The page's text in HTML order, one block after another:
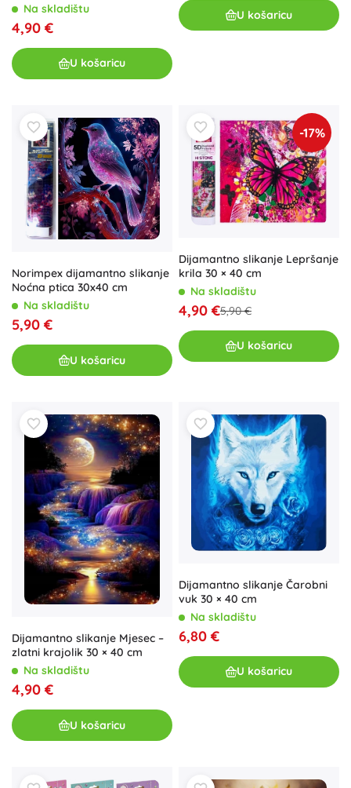
Na skladištu
4,90 €
U košaricu
U košaricu
Norimpex dijamantno slikanje
Noćna ptica 30x40 cm
Na skladištu
5,90 €
U košaricu
-17%
Dijamantno slikanje Lepršanje
krila 30 × 40 cm
Na skladištu
4,90 €5,90 €
U košaricu
Dijamantno slikanje Mjesec –
zlatni krajolik 30 × 40 cm
Na skladištu
4,90 €
U košaricu
Dijamantno slikanje Čarobni
vuk 30 × 40 cm
Na skladištu
6,80 €
U košaricu